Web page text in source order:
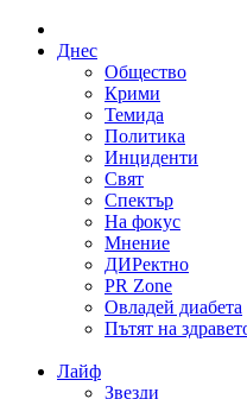
Днес
Общество
Крими
Темида
Политика
Инциденти
Свят
Спектър
На фокус
Мнение
ДИРектно
PR Zone
Овладей диабета
Пътят на
Лайф
Звезди